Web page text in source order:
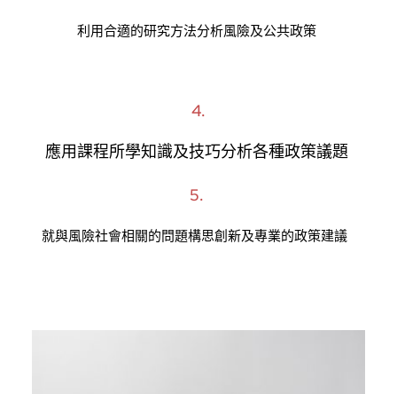
利用合適的研究方法分析風險及公共政策
4.
應用課程所學知識及技巧分析各種政策議題
5.
就與風險社會相關的問題構思創新及專業的政策建議